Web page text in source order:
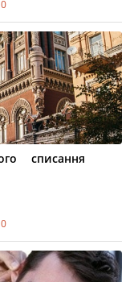
0
списання
0